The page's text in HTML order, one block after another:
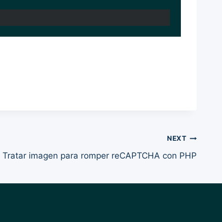
NEXT
Tratar imagen para romper reCAPTCHA con PHP